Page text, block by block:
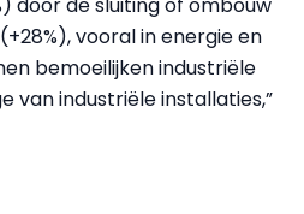
door de sluiting of ombouw
vooral in energie en
bemoeilijken industriële
van industriële installaties,”